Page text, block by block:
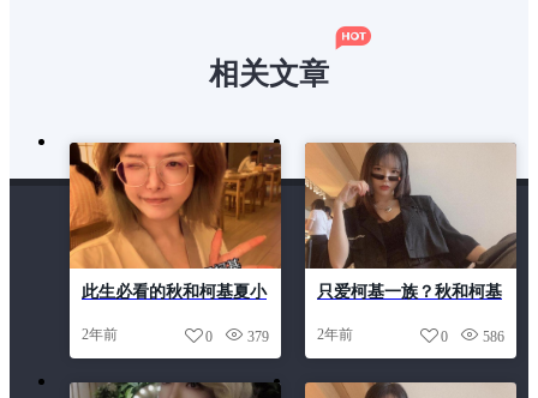
相关文章
此生必看的秋和柯基夏小
2年前 379
0
只爱柯基一族？秋和柯基
的世界
2年前 586
0